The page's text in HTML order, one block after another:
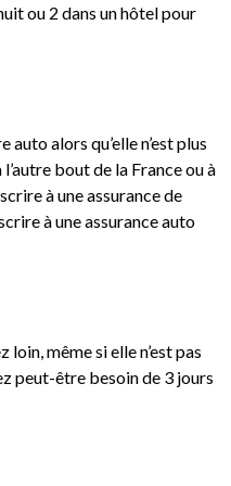
ou 2 dans un hôtel pour
alors qu’elle n’est plus
bout de la France ou à
à une assurance de
à une assurance auto
même si elle n’est pas
peut-être besoin de 3 jours